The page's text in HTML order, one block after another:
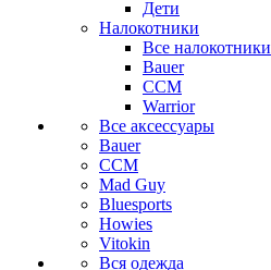
Дети
Налокотники
Все налокотники
Bauer
CCM
Warrior
Все аксессуары
Bauer
CCM
Mad Guy
Bluesports
Howies
Vitokin
Вся одежда